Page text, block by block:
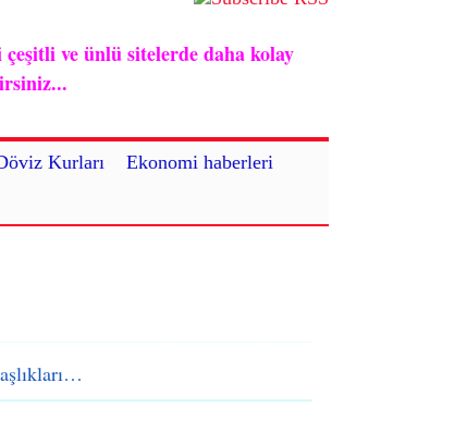
Kurları
Ekonomi haberleri
ve ünlü sitelerde daha kolay